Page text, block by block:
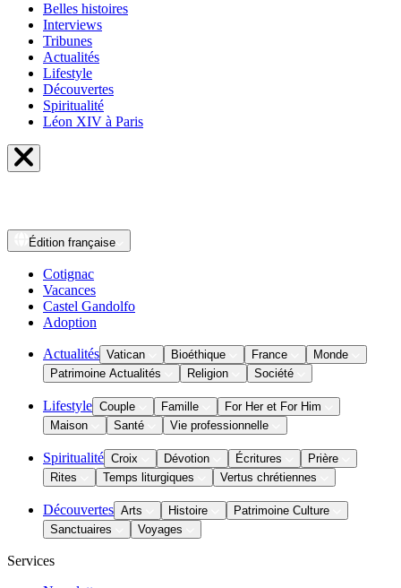
Belles histoires
Interviews
Tribunes
Actualités
Lifestyle
Découvertes
Spiritualité
Léon XIV à Paris
Édition française
Cotignac
Vacances
Castel Gandolfo
Adoption
Actualités Vatican Bioéthique France
Monde
Patrimoine Actualités
Religion Société
Lifestyle Couple Famille
For Her et For Him
Maison
Santé Vie professionnelle
Spiritualité Croix Dévotion Écritures
Prière
Rites
Temps liturgiques Vertus chrétiennes
Découvertes Arts Histoire
Patrimoine Culture
Sanctuaires
Voyages
Services